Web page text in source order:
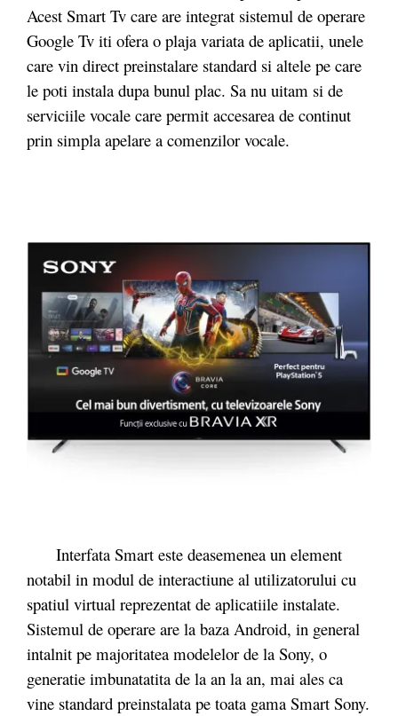
Acest Smart Tv care are integrat sistemul de operare
Google Tv iti ofera o plaja variata de aplicatii, unele
care vin direct preinstalare standard si altele pe care
le poti instala dupa bunul plac. Sa nu uitam si de
serviciile vocale care permit accesarea de continut
prin simpla apelare a comenzilor vocale.
Interfata Smart este deasemenea un element
notabil in modul de interactiune al utilizatorului cu
spatiul virtual reprezentat de aplicatiile instalate.
Sistemul de operare are la baza Android, in general
intalnit pe majoritatea modelelor de la Sony, o
generatie imbunatatita de la an la an, mai ales ca
vine standard preinstalata pe toata gama Smart Sony.